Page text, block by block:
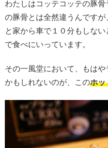
わたしはコッテコッテの豚
の豚骨とは全然違うんです
と家から車で１０分もしな
で食べにいっています。
その一風堂において、もは
かもしれないのが、このホッ